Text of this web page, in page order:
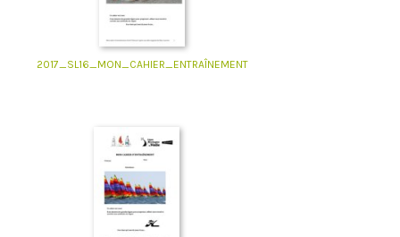
2017_SL16_MON_CAHIER_ENTRAÎNEMENT